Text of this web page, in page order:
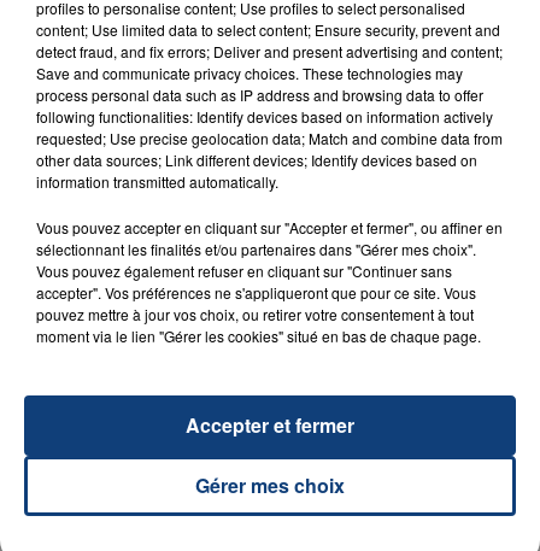
23 juillet 2026
INCENDIE MORTEL À LENS : UNE FEMME ET
SON BÉBÉ ENTRE LA VIE ET LA...
Un homme s'est immolé par le feu après avoir
aspergé sa compagne et leur bébé de trois mois
d'un liquide inflammable.
20 juillet 2026
UNE ADOLESCENTE DEVANT SE FAIRE
reconnu sa responsabilité et présenté ses
excuses.
TITRES DIFFUSÉS
profiles to personalise content; Use profiles to select personalised
content; Use limited data to select content; Ensure security, prevent and
detect fraud, and fix errors; Deliver and present advertising and content;
Save and communicate privacy choices. These technologies may
process personal data such as IP address and browsing data to offer
following functionalities: Identify devices based on information actively
requested; Use precise geolocation data; Match and combine data from
other data sources; Link different devices; Identify devices based on
information transmitted automatically.
Vous pouvez accepter en cliquant sur "Accepter et fermer", ou affiner en
sélectionnant les finalités et/ou partenaires dans "Gérer mes choix".
Vous pouvez également refuser en cliquant sur "Continuer sans
accepter". Vos préférences ne s'appliqueront que pour ce site. Vous
pouvez mettre à jour vos choix, ou retirer votre consentement à tout
moment via le lien "Gérer les cookies" situé en bas de chaque page.
Gérer mes choix
Accepter et fermer